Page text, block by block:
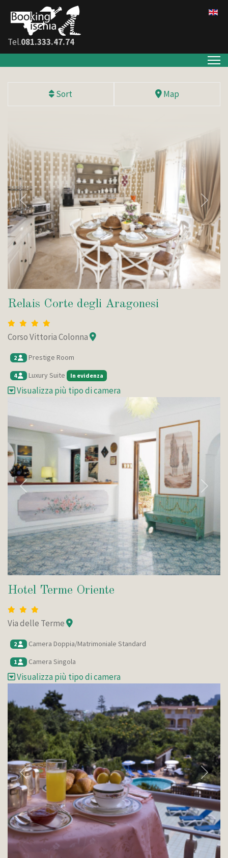
Tel.081.333.47.74
Sort Map
Indietro Avanti
Relais Corte degli Aragonesi
Corso Vittoria Colonna
2 Prestige Room
4 Luxury Suite In evidenza
Visualizza più tipo di camera
Indietro Avanti
Hotel Terme Oriente
Via delle Terme
2 Camera Doppia/Matrimoniale Standard
1 Camera Singola
Visualizza più tipo di camera
Indietro Avanti